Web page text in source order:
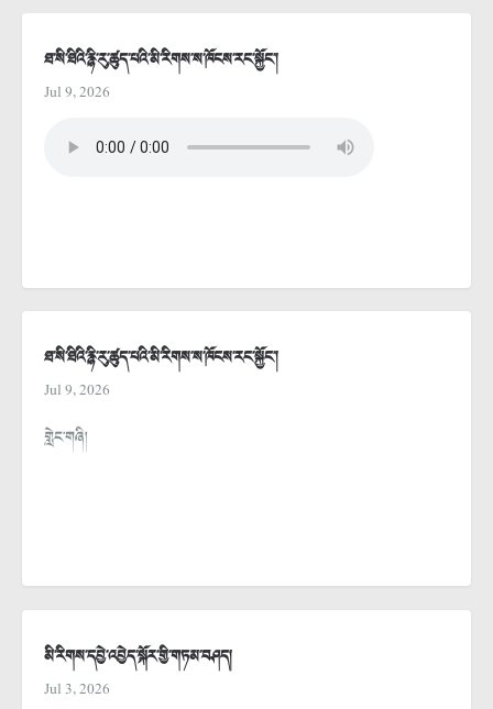
ཐ་སི་ཐིའི་རྙི་རུ་ཚུད་པའི་མི་རིགས་ས་ཁོངས་རང་སྐྱོང་།
Jul 9, 2026
ཐ་སི་ཐིའི་རྙི་རུ་ཚུད་པའི་མི་རིགས་ས་ཁོངས་རང་སྐྱོང་།
Jul 9, 2026
གླེང་གཞི།
མི་རིགས་དབྱེ་འབྱེད་སྐོར་གྱི་གཏམ་བཤད།
Jul 3, 2026